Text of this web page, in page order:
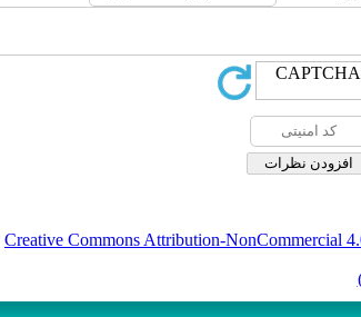
Creative Commons Attribution-NonCommercial